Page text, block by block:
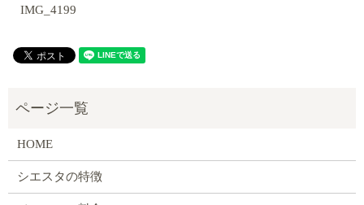
IMG_4199
HOME
シエスタの特徴